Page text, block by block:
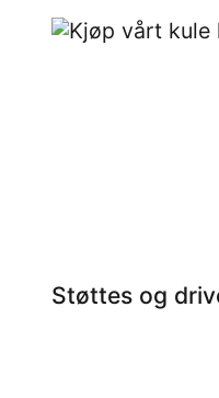
Støttes og